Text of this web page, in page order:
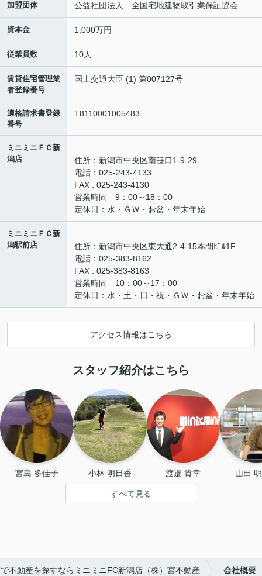
加盟団体 公益社団法人 全国宅地建物取引業保証協会
資本金 1,000万円
従業員数 10人
賃貸住宅管理業
者登録番号
国土交通大臣 (1) 第007127号
適格請求書登録
番号
T8110001005483
ミニミニＦＣ新
潟店
住所：新潟市中央区南笹口1-9-29
電話：025-243-4133
FAX : 025-243-4130
営業時間 9：00～18：00
定休日：水・ＧＷ・お盆・年末年始
ミニミニＦＣ新
潟駅前店
住所：新潟市中央区東大通2-4-15本間ﾋﾞﾙ1F
電話：025-383-8162
FAX : 025-383-8163
営業時間 10：00～17：00
定休日：水・土・日・祝・ＧＷ・お盆・年末年始
アクセス情報はこちら
スタッフ紹介はこちら
宮島 多佳子 小林 明日香 渡邉 貴幸 山田
すべて見る
不動産を探すならミニミニFC新潟店（株）宮不動産 会社概要